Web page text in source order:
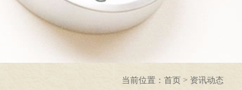
当前位置： 首页 > 资讯动态